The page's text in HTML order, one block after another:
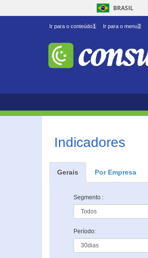
BRASIL
Ir para o conteúdo1 Ir para o menu2
Indicadores
Gerais Por Empresa
Segmento :
Período: